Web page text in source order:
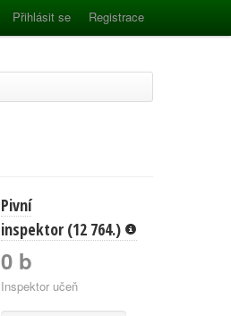
Přihlásit se Registrace
Pivní
inspektor (12 764.)
0 b
Inspektor učeň